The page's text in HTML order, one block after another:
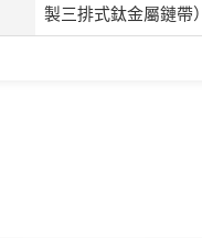
製三排式鈦金屬鏈帶）